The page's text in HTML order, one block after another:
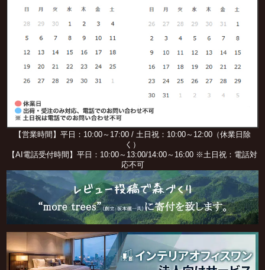
【営業時間】平日：10:00～17:00 / 土日祝：10:00～12:00（休業日除
く）
【AI電話受付時間】平日：10:00～13:00/14:00～16:00 ※土日祝：電話対
応不可